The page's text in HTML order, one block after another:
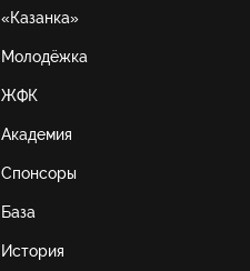
«Казанка»
Молодёжка
ЖФК
Академия
Спонсоры
База
История